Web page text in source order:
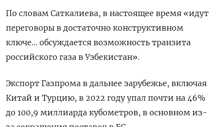
По словам Саткалиева, в настоящее время «идут
переговоры в достаточно конструктивном
ключе... обсуждается возможность транзита
российского газа в Узбекистан».
Экспорт Газпрома в дальнее зарубежье, включая
Китай и Турцию, в 2022 году упал почти на 46%
до 100,9 миллиарда кубометров, в основном из-